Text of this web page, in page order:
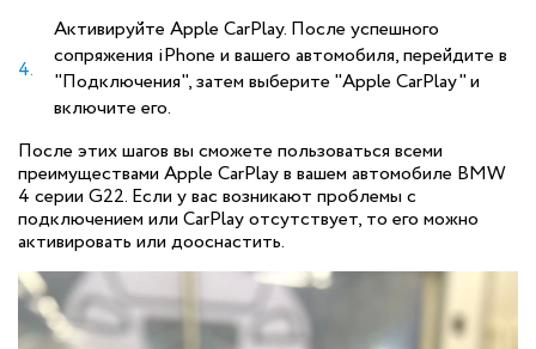
Активируйте Apple CarPlay. После успешного
сопряжения iPhone и вашего автомобиля, перейдите в
"Подключения", затем выберите "Apple CarPlay" и
включите его.
После этих шагов вы сможете пользоваться всеми
преимуществами Apple CarPlay в вашем автомобиле BMW
4 серии G22. Если у вас возникают проблемы с
подключением или CarPlay отсутствует, то его можно
активировать или дооснастить.